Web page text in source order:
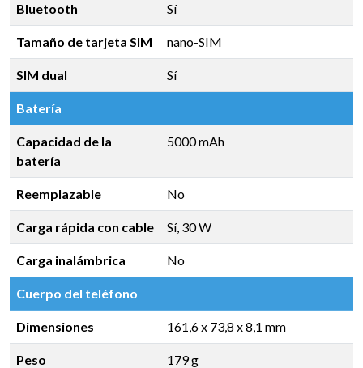
Bluetooth Sí
Tamaño de tarjeta SIM nano-SIM
SIM dual Sí
Batería
Capacidad de la
batería
5000 mAh
Reemplazable No
Carga rápida con cable Sí, 30 W
Carga inalámbrica No
Cuerpo del teléfono
Dimensiones 161,6 x 73,8 x 8,1 mm
Peso 179 g